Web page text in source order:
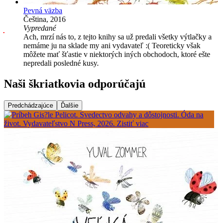
Pevná väzba
Čeština, 2016
Vypredané
Ach, mrzí nás to, z tejto knihy sa už predali všetky výtlačky a
nemáme ju na sklade my ani vydavateľ :( Teoreticky však
môžete mať šťastie v niektorých iných obchodoch, ktoré ešte
nepredali posledné kusy.
Naši škriatkovia odporúčajú
Predchádzajúce Ďalšie